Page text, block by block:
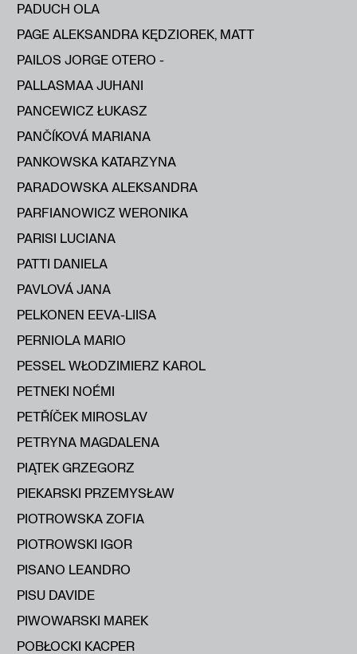
PADUCH OLA
PAGE ALEKSANDRA KĘDZIOREK, MATT
PAILOS JORGE OTERO -
PALLASMAA JUHANI
PANCEWICZ ŁUKASZ
PANČÍKOVÁ MARIANA
PANKOWSKA KATARZYNA
PARADOWSKA ALEKSANDRA
PARFIANOWICZ WERONIKA
PARISI LUCIANA
PATTI DANIELA
PAVLOVÁ JANA
PELKONEN EEVA-LIISA
PERNIOLA MARIO
PESSEL WŁODZIMIERZ KAROL
PETNEKI NOÉMI
PETŘÍČEK MIROSLAV
PETRYNA MAGDALENA
PIĄTEK GRZEGORZ
PIEKARSKI PRZEMYSŁAW
PIOTROWSKA ZOFIA
PIOTROWSKI IGOR
PISANO LEANDRO
PISU DAVIDE
PIWOWARSKI MAREK
POBŁOCKI KACPER